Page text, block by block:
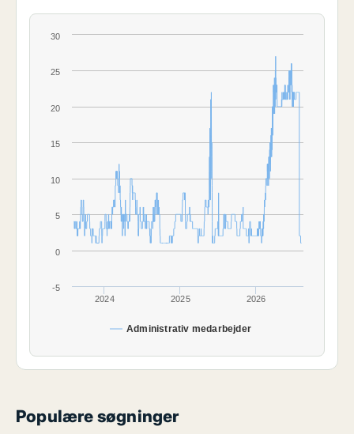
Administrativ medarbejder
2024 2025 2026
-5
0
5
10
15
20
25
30
Populære søgninger